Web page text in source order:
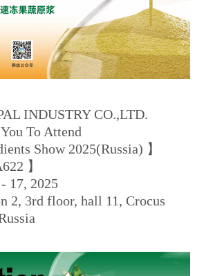
INDUSTRY CO.,LTD.
To Attend
Show 2025(Russia) 】
】
17, 2025
2, 3rd floor, hall 11, Crocus